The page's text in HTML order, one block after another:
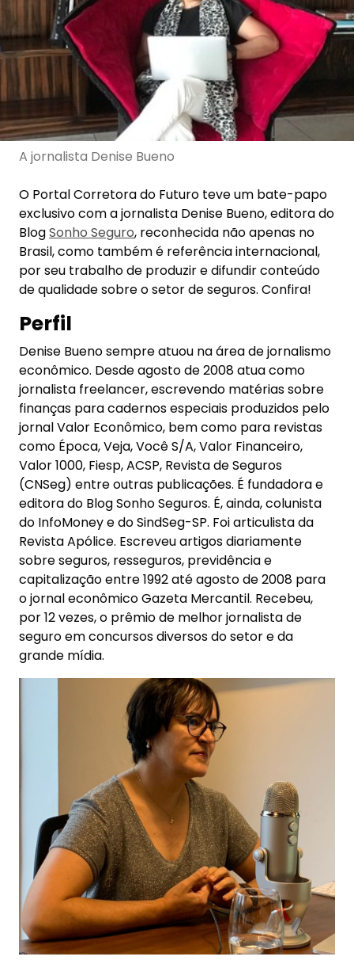
A jornalista Denise Bueno
O Portal Corretora do Futuro teve um bate-papo
exclusivo com a jornalista Denise Bueno, editora do
BlogSonho Seguro, reconhecida não apenas no
Brasil, como também é referência internacional,
por seu trabalho de produzir e difundir conteúdo
de qualidade sobre o setor de seguros. Confira!
Perfil
Denise Bueno sempre atuou na área de jornalismo
econômico. Desde agosto de 2008 atua como
jornalista freelancer, escrevendo matérias sobre
finanças para cadernos especiais produzidos pelo
jornal Valor Econômico, bem como para revistas
como Época, Veja, Você S/A, Valor Financeiro,
Valor 1000, Fiesp, ACSP, Revista de Seguros
(CNSeg) entre outras publicações. É fundadora e
editora do Blog Sonho Seguros. É, ainda, colunista
do InfoMoney e do SindSeg-SP. Foi articulista da
Revista Apólice. Escreveu artigos diariamente
sobre seguros, resseguros, previdência e
capitalização entre 1992 até agosto de 2008 para
o jornal econômico Gazeta Mercantil. Recebeu,
por 12 vezes, o prêmio de melhor jornalista de
seguro em concursos diversos do setor e da
grande mídia.